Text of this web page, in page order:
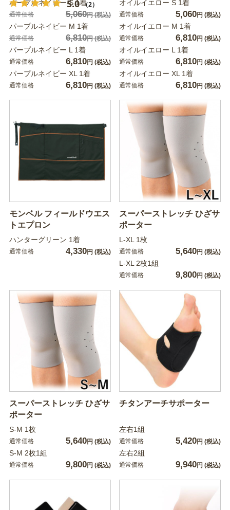
5.0 （2）
パープルネイビー S 1着
通常価格 5,060円(税込)
パープルネイビー M 1着
通常価格 6,810円(税込)
パープルネイビー L 1着
通常価格 6,810円 (税込)
パープルネイビー XL 1着
通常価格 6,810円 (税込)
オイルイエロー S 1着
通常価格 5,060円 (税込)
オイルイエロー M 1着
通常価格 6,810円 (税込)
オイルイエロー L 1着
通常価格 6,810円 (税込)
オイルイエロー XL 1着
通常価格 6,810円 (税込)
モンベル フィールドウエス
トエプロン
ハンターグリーン 1着
通常価格 4,330円 (税込)
スーパーストレッチ ひざサ
ポーター
L-XL 1枚
通常価格 5,640円 (税込)
L-XL 2枚1組
通常価格 9,800円 (税込)
スーパーストレッチ ひざサ
ポーター
S-M 1枚
通常価格 5,640円 (税込)
S-M 2枚1組
通常価格 9,800円 (税込)
チタンアーチサポーター
左右1組
通常価格 5,420円 (税込)
左右2組
通常価格 9,940円 (税込)